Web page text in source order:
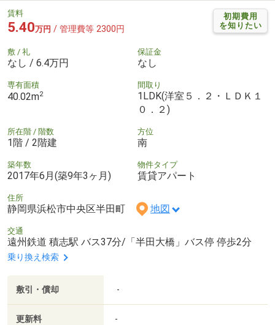
初期費用
を知りたい
賃料
5.40万円 / 管理費等 2300円
敷 / 礼
なし / 6.4万円
保証金
なし
専有面積
40.02m2
間取り
1LDK(洋室５．２・ＬＤＫ１
０．２)
所在階 / 階数
1階 / 2階建
方位
南
築年数
2017年6月(築9年3ヶ月)
物件タイプ
賃貸アパート
住所
静岡県浜松市中央区半田町 地図
交通
遠州鉄道 積志駅 バス37分/「半田大橋」バス停 停歩2分
乗り換え検索
敷引・償却 -
更新料 -